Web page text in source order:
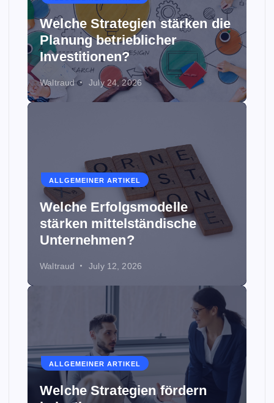
Welche Strategien stärken die
Planung betrieblicher
Investitionen?
Waltraud July 24, 2026
ALLGEMEINER ARTIKEL
Welche Erfolgsmodelle
stärken mittelständische
Unternehmen?
Waltraud July 12, 2026
ALLGEMEINER ARTIKEL
Welche Strategien fördern